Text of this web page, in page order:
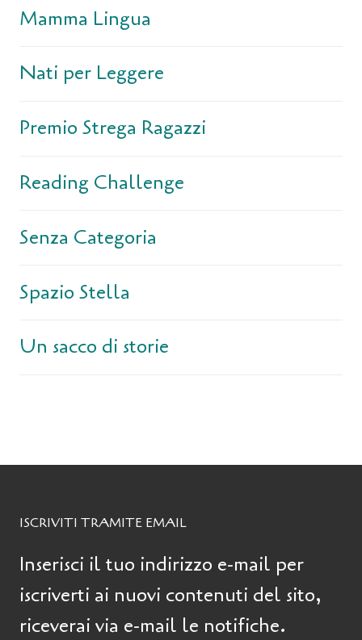
Mamma Lingua
Nati per Leggere
Premio Strega Ragazzi
Reading Challenge
Senza Categoria
Spazio Stella
Un sacco di storie
ISCRIVITI TRAMITE EMAIL
Inserisci il tuo indirizzo e-mail per
iscriverti ai nuovi contenuti del sito,
riceverai via e-mail le notifiche.